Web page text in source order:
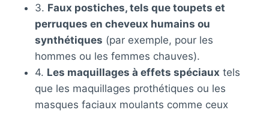
3. Faux postiches, tels que toupets et
perruques en cheveux humains ou
synthétiques (par exemple, pour les
hommes ou les femmes chauves).
4. Les maquillages à effets spéciaux tels
que les maquillages prothétiques ou les
masques faciaux moulants comme ceux